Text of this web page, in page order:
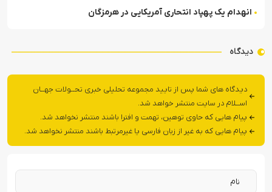
انهدام یک پهپاد انتحاری آمریکایی در هرمزگان
دیدگاه
دیدگاه های شما پس از تایید مجموعه تحلیلی خبری تحــولات جهــان
اســلام در سایت منتشر خواهد شد.
پیام هایی که حاوی توهین، تهمت و افترا باشند منتشر نخواهد شد.
پیام هایی که به غیر از زبان فارسی یا غیرمرتبط باشند منتشر نخواهد شد.